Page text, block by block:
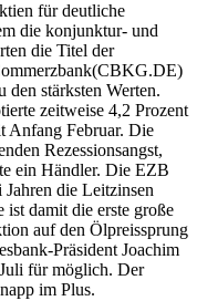
für deutliche
die konjunktur- und
die Titel der
den stärksten Werten.
zeitweise 4,2 Prozent
Anfang Februar. Die
Rezessionsangst,
ein Händler. Die EZB
Jahren die Leitzinsen
ist damit die erste große
auf den Ölpreissprung
Präsident Joachim
für möglich. Der
im Plus.